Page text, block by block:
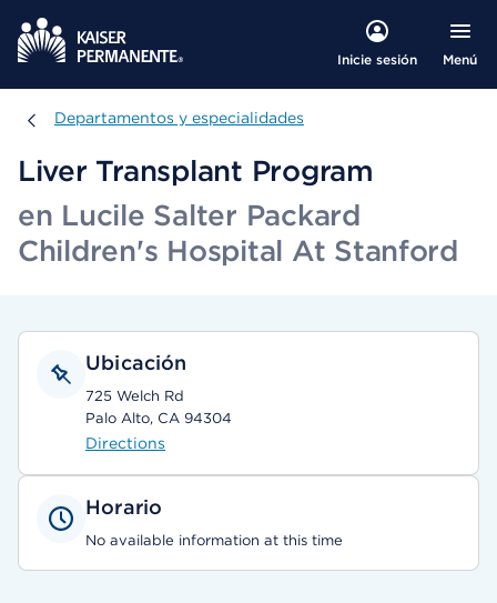
Inicie sesión Menú
Departamentos y especialidades
Departamentos y especialidades
Liver Transplant Program
en Lucile Salter Packard
Children's Hospital At Stanford
Ubicación
725 Welch Rd
Palo Alto, CA 94304
Directions
Horario
No available information at this time